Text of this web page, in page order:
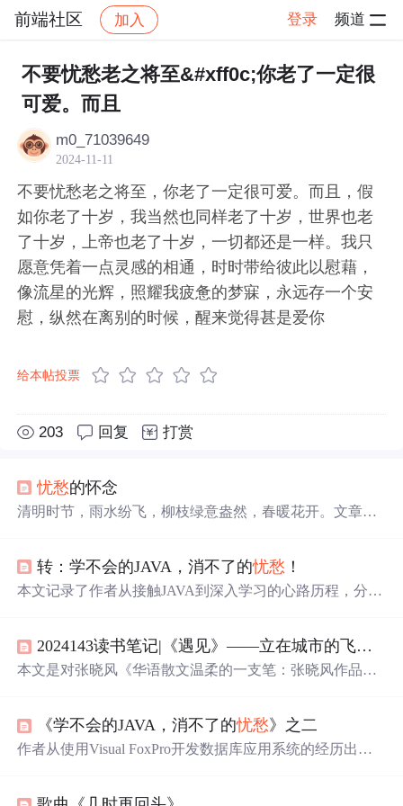
前端社区 加入 登录 频道
社区 前端社区 感慨 帖子详情
不要忧愁老之将至&#xff0c;你老了一定很
可爱。而且
m0_71039649
2024-11-11
不要忧愁老之将至，你老了一定很可爱。而且，假
如你老了十岁，我当然也同样老了十岁，世界也老
了十岁，上帝也老了十岁，一切都还是一样。我只
愿意凭着一点灵感的相通，时时带给彼此以慰藉，
像流星的光辉，照耀我疲惫的梦寐，永远存一个安
慰，纵然在离别的时候，醒来觉得甚是爱你
给本帖投票
203 回复 打赏
忧愁的怀念
清明时节，雨水纷飞，柳枝绿意盎然，春暖花开。文章通
的自然景观以及人们的情感变化，展现了清明节的双重意
义。
转：学不会的JAVA，消不了的忧愁 ！
本文记录了作者从接触JAVA到深入学习的心路历程，分享
2024143读书笔记|《遇见》——立在城市的飞尘里，我们是一列
本文是对张晓风《华语散文温柔的一支笔：张晓风作品集
爱、时间、自然的思考，还有对小孩、母亲的细腻情感描
写，打开了看待事情的新角度。
《学不会的JAVA，消不了的忧愁》之二
作者从使用Visual FoxPro开发数据库应用系统的经历出